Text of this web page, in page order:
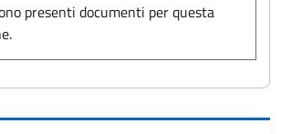
presenti documenti per questa